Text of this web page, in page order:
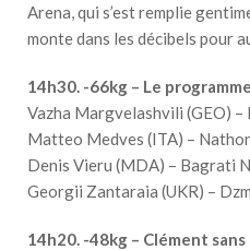
Arena, qui s’est remplie
monte dans les décibels pour
14h30. -66kg – Le
Vazha Margvelashvili (GEO)
Matteo Medves (ITA) –
Denis Vieru (MDA) – Bagrati
Georgii Zantaraia (UKR) –
14h20. -48kg – Clément